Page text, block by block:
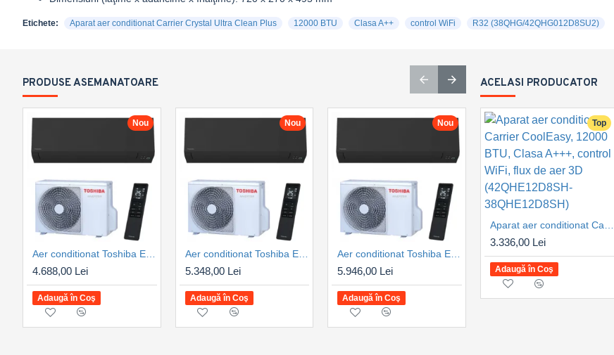
Etichete: Aparat aer conditionat Carrier Crystal Ultra Clean Plus 12000 BTU Clasa A++ control WiFi R32 (38QHG/42QHG012D8SU2)
PRODUSE ASEMANATOARE
Nou
4.688,00 Lei
Adaugă în Coş
Nou
Aer conditionat Toshiba Edge Black, 16000 BTU, Clasa A+++, control WiFi, inverter, design premium, confort maxim (RAS-B16G3KVSGB-E-RAS-16J2AVSG-E1)
5.348,00 Lei
Adaugă în Coş
Nou
5.946,00 Lei
Adaugă în Coş
Nou
Aer conditionat Toshiba Edge Black, 22000 BTU, Clasa A+++, control WiFi, inverter, design premium, confort maxim (RAS-B22G3KVSGB-E-RAS-22J2AVSG-E1)
6.607,00 Lei
Adaugă în Coş
ACELASI PRODUCATOR
Top
Aparat aer conditionat Carrier CoolEasy, 12000 BTU, Clasa A+++, control WiFi, flux de aer 3D (42QHE12D8SH-38QHE12D8SH)
3.336,00 Lei
Adaugă în Coş